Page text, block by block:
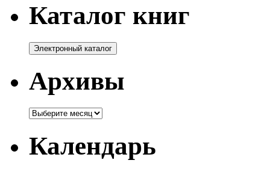
Каталог книг
Архивы
Архивы
Календарь